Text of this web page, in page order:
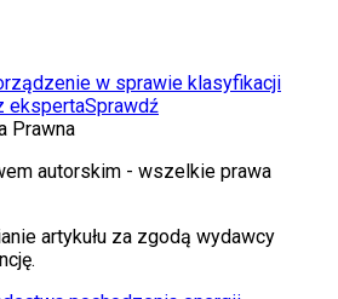
w sprawie klasyfikacji
ekspertaSprawdź
Prawna
autorskim - wszelkie prawa
artykułu za zgodą wydawcy